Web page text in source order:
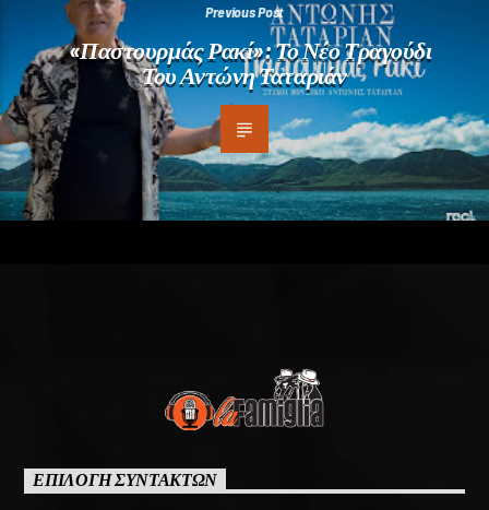
Previous Post
«Παστουρμάς Ρακί»: Το Νέο Τραγούδι
Του Αντώνη Ταταριάν
ΕΠΙΛΟΓΗ ΣΥΝΤΑΚΤΩΝ